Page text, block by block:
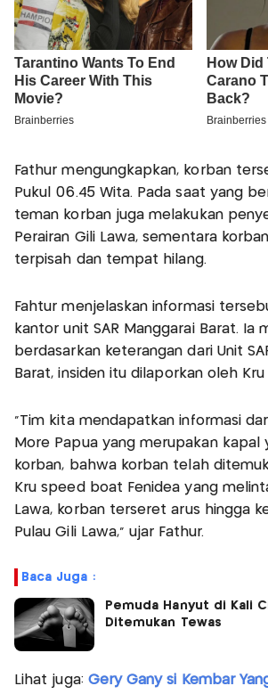
Fathur mengungkapkan, korban
Pukul 06.45 Wita. Pada saat yang
teman korban juga melakukan
Perairan Gili Lawa, sementara
terpisah dan tempat hilang.
Fahtur menjelaskan informasi
kantor unit SAR Manggarai Barat. Ia
berdasarkan keterangan dari Unit
Barat, insiden itu dilaporkan oleh
"Tim kita mendapatkan informasi
More Papua yang merupakan kapal
korban, bahwa korban telah
Kru speed boat Fenidea yang
Lawa, korban terseret arus hingga
Pulau Gili Lawa,” ujar Fathur.
Baca Juga :
Pemuda Hanyut di Kali
Ditemukan Tewas
Lihat juga: Gery Gany si Kembar